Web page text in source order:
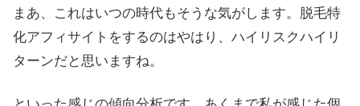
まあ、これはいつの時代もそうな気がします。脱毛特
化アフィサイトをするのはやはり、ハイリスクハイリ
ターンだと思いますね。